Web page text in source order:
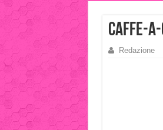
caffe-
Redazione